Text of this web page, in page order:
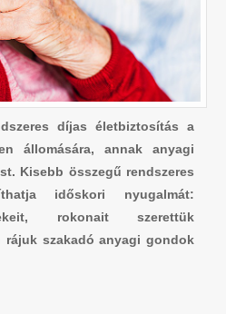
díjas életbiztosítás a
állomására, annak anyagi
Kisebb összegű rendszeres
időskori nyugalmát:
rokonait szerettük
rájuk szakadó anyagi gondok